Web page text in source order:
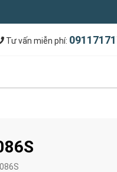
Tư vấn miễn phí: